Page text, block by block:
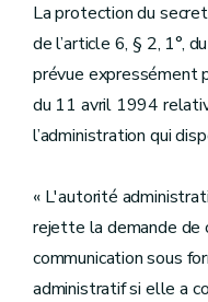
La protection du
de l’article 6, § 2, 1°,
prévue expressément
du 11 avril 1994
l’administration qui
« L'autorité
rejette la demande de
communication sous
administratif si elle a